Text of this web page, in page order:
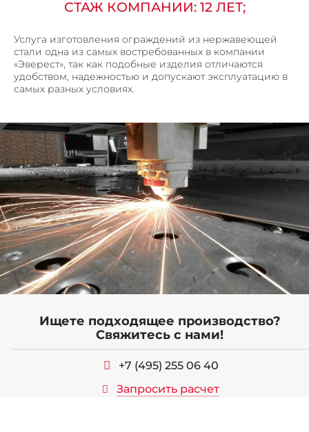
ПОРОШКОВАЯ ПОКРАСКА МЕТАЛЛА
ГИБКА ТРУБ
ПЕСКОСТРУЙНАЯ ОБРАБОТКА МЕТАЛЛА
ВЕНТИЛИРУЕМЫЕ ФАСАДЫ
ПОТОЛОЧНЫЕ СИСТЕМЫ ИЗ МЕТАЛЛА
КОРЗИНЫ КОНДИЦИОНЕРОВ
ОБЛИЦОВКА КОЛОНН
ОГРАЖДЕНИЯ
ВЕНТИЛЯЦИОННЫЕ РЕШЕТКИ
МЕТАЛЛИЧЕСКИЙ ПРОФИЛЬ П, Z – ОБРАЗНЫЙ
ОТКОСЫ И ОТЛИВЫ
КРОНШТЕЙНЫ
ЛИФТОВЫЕ ПОРТАЛЫ
ЛИНЕАРНЫЕ ПАНЕЛИ
КОРПУСА ИЗ МЕТАЛЛА
СТАЖ КОМПАНИИ: 12 ЛЕТ;
Услуга изготовления ограждений из нержавеющей
стали одна из самых востребованных в компании
«Эверест», так как подобные изделия отличаются
удобством, надежностью и допускают эксплуатацию в
самых разных условиях.
Ищете подходящее производство?
Свяжитесь с нами!
+7 (495) 255 06 40
Запросить расчет